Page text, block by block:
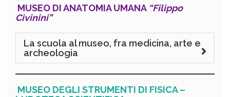
MUSEO DI ANATOMIA UMANA “Filippo
Civinini”
La scuola al museo, fra medicina, arte e
archeologia
MUSEO DEGLI STRUMENTI DI FISICA –